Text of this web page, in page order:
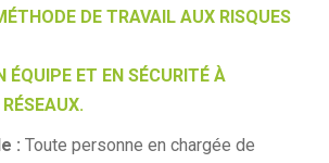
DE TRAVAIL AUX RISQUES
ÉQUIPE ET EN SÉCURITÉ À
: Toute personne en chargée de